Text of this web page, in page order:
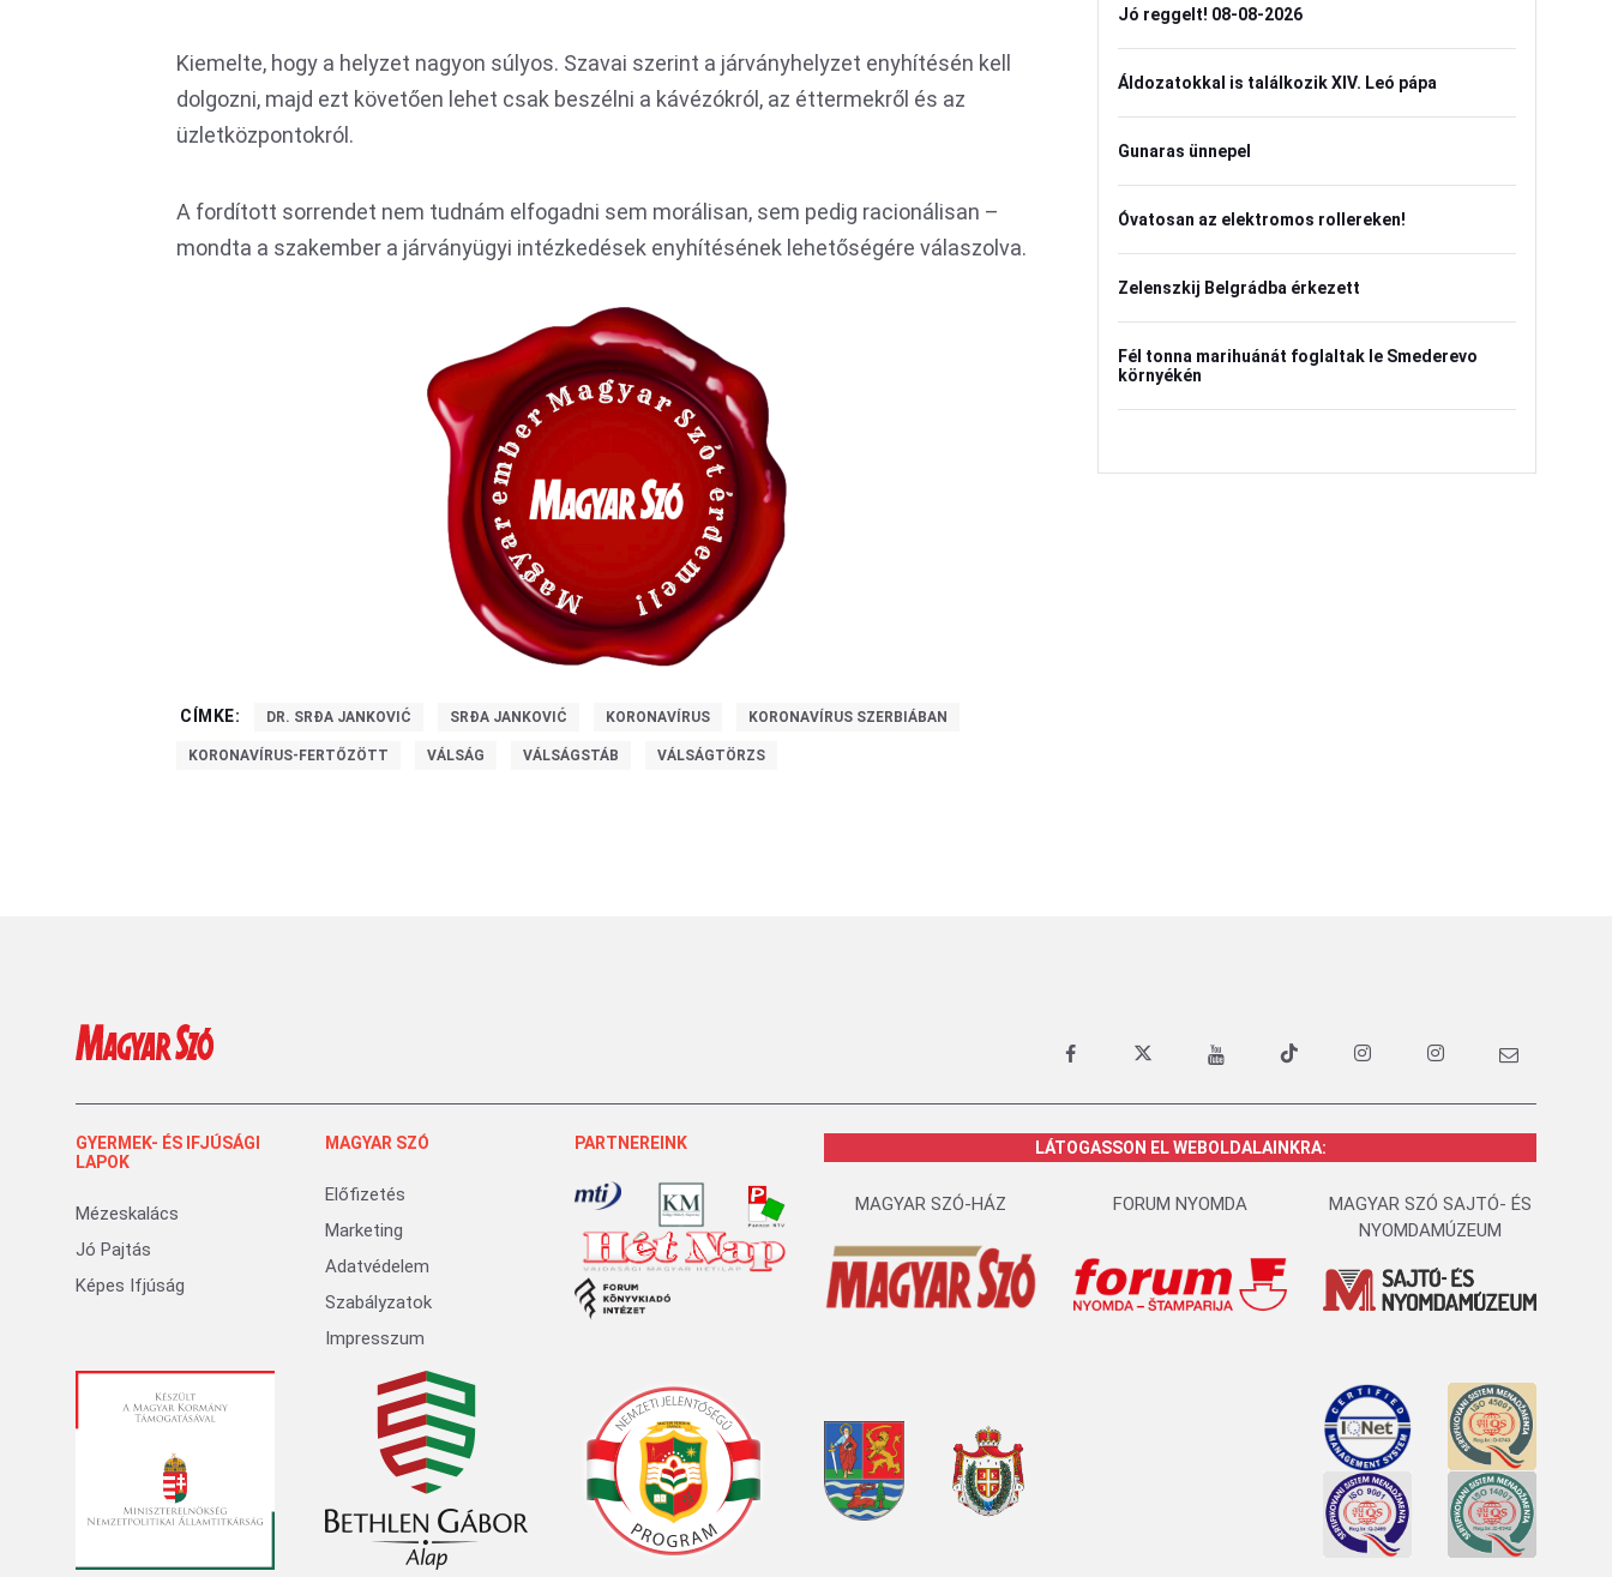
Kiemelte, hogy a helyzet nagyon súlyos. Szavai szerint a járványhelyzet enyhítésén kell
dolgozni, majd ezt követően lehet csak beszélni a kávézókról, az éttermekről és az
üzletközpontokról.
A fordított sorrendet nem tudnám elfogadni sem morálisan, sem pedig racionálisan –
mondta a szakember a járványügyi intézkedések enyhítésének lehetőségére válaszolva.
CÍMKE: DR. SRĐA JANKOVIĆ SRĐA JANKOVIĆ KORONAVÍRUS KORONAVÍRUS SZERBIÁBAN
KORONAVÍRUS-FERTŐZÖTT VÁLSÁG VÁLSÁGSTÁB VÁLSÁGTÖRZS
Jó reggelt! 08-08-2026
Áldozatokkal is találkozik XIV. Leó pápa
Gunaras ünnepel
Óvatosan az elektromos rollereken!
Zelenszkij Belgrádba érkezett
Fél tonna marihuánát foglaltak le Smederevo
környékén
GYERMEK- ÉS IFJÚSÁGI
LAPOK
Mézeskalács
Jó Pajtás
Képes Ifjúság
MAGYAR SZÓ
Előfizetés
Marketing
Adatvédelem
Szabályzatok
Impresszum
PARTNEREINK LÁTOGASSON EL WEBOLDALAINKRA:
MAGYAR SZÓ-HÁZ FORUM NYOMDA
MAGYAR SZÓ SAJTÓ- ÉS
NYOMDAMÚZEUM